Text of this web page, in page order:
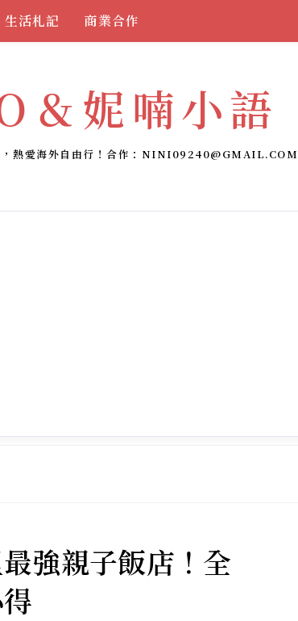
生活札記 商業合作
＆妮喃小語
熱愛海外自由行！合作： NINI09240@GMAIL.COM
強親子飯店！全